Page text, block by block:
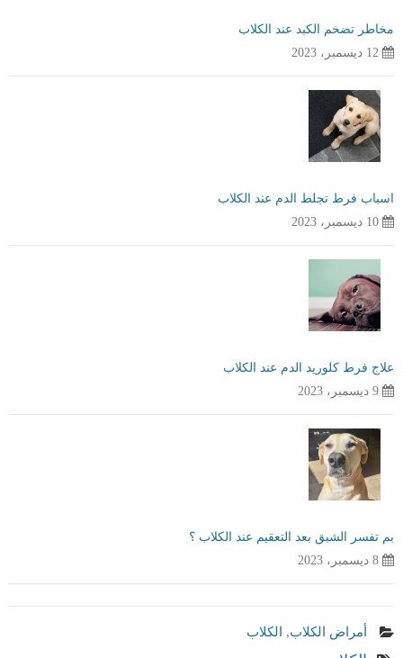
مخاطر تضخم الكبد عند الكلاب
12 ديسمبر، 2023
اسباب فرط تجلط الدم عند الكلاب
10 ديسمبر، 2023
علاج فرط كلوريد الدم عند الكلاب
9 ديسمبر، 2023
بم تفسر الشبق بعد التعقيم عند الكلاب ؟
8 ديسمبر، 2023
أمراض الكلاب, الكلاب